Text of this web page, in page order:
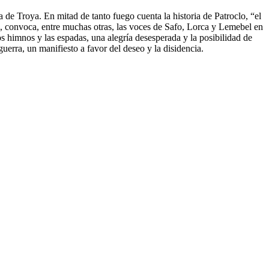
Troya. En mitad de tanto fuego cuenta la historia de Patroclo, “el
entre muchas otras, las voces de Safo, Lorca y Lemebel en
y las espadas, una alegría desesperada y la posibilidad de
un manifiesto a favor del deseo y la disidencia.